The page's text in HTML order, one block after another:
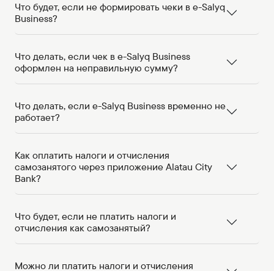
Что будет, если не формировать чеки в e-Salyq
Business?
Что делать, если чек в e-Salyq Business
оформлен на неправильную сумму?
Что делать, если e-Salyq Business временно не
работает?
Как оплатить налоги и отчисления
самозанятого через приложение Alatau City
Bank?
Что будет, если не платить налоги и
отчисления как самозанятый?
Можно ли платить налоги и отчисления